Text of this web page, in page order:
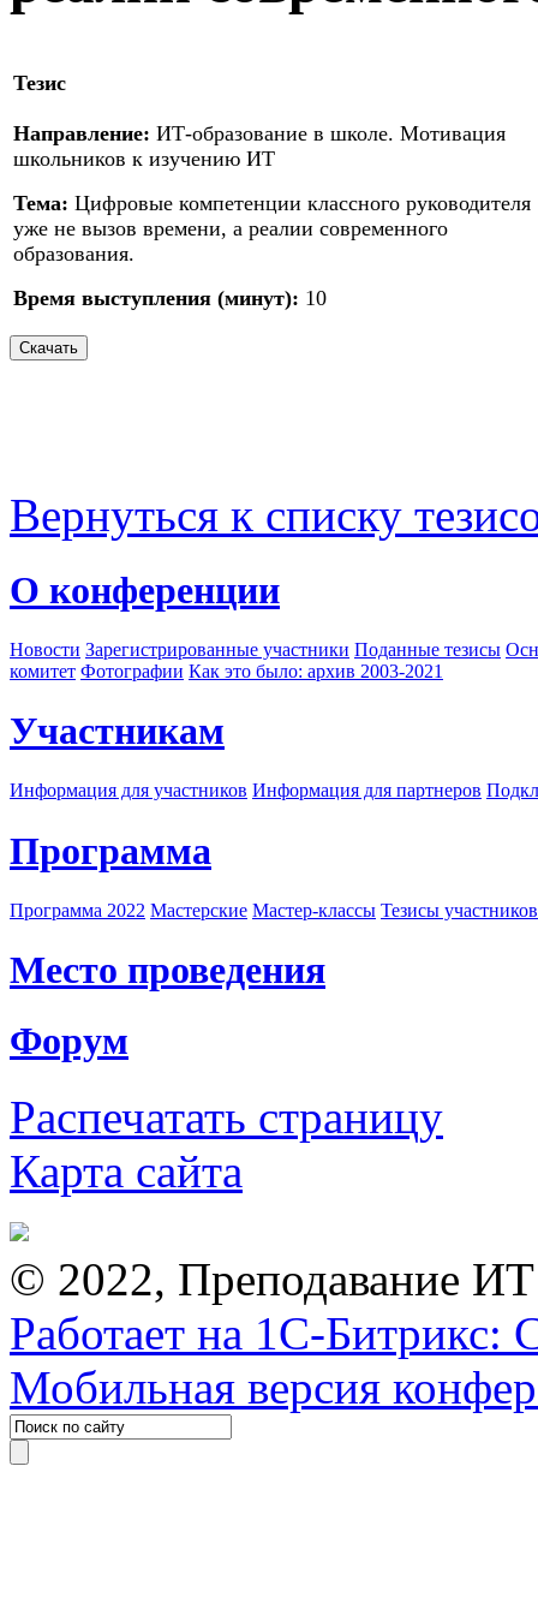
Тезис
Направление: ИТ-образование в школе. Мотивация
школьников к изучению ИТ
Тема: Цифровые компетенции классного руководителя
уже не вызов времени, а реалии современного
образования.
Время выступления (минут): 10
Вернуться к списку
О конференции
Новости Зарегистрированные участники Поданные тезисы
комитет Фотографии Как это было: архив 2003-2021
Участникам
Информация для участников Информация для партнеров
Программа
Программа 2022 Мастерские Мастер-классы Тезисы
Место проведения
Форум
Распечатать страницу
Карта сайта
© 2022, Преподавание
Работает на 1С-Битрикс:
Мобильная версия